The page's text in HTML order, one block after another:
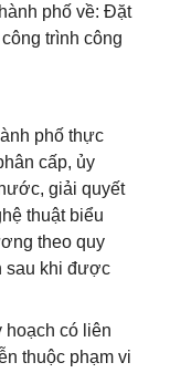
phố về: Đặt
trình công
phố thực
cấp, ủy
giải quyết
thuật biểu
theo quy
sau khi được
hoạch có liên
thuộc phạm vi